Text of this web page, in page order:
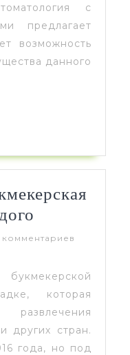
с
предлагает
возможность
данного
комментариев
которая
развлечения
других стран.
года, но под